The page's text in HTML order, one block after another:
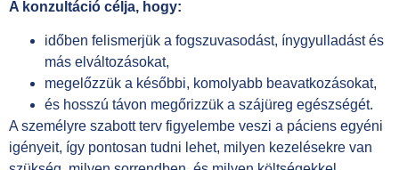
A konzultáció célja, hogy:
időben felismerjük a fogszuvasodást, ínygyulladást és
más elváltozásokat,
megelőzzük a későbbi, komolyabb beavatkozásokat,
és hosszú távon megőrizzük a szájüreg egészségét.
A személyre szabott terv figyelembe veszi a páciens egyéni
igényeit, így pontosan tudni lehet, milyen kezelésekre van